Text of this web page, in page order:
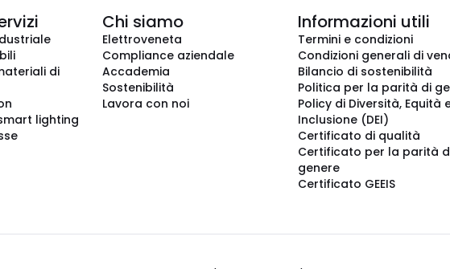
di
lighting
Chi siamo
Elettroveneta
Compliance aziendale
Accademia
Sostenibilità
Lavora con noi
Informazioni utili
Termini e condizioni
Condizioni generali di
Bilancio di sostenibilità
Politica per la parità di
Policy di Diversità, Equità
Inclusione (DEI)
Certificato di qualità
Certificato per la parità
genere
Certificato GEEIS